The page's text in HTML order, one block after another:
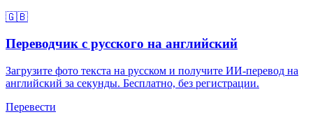
🇬🇧
Переводчик с русского на английский
Загрузите фото текста на русском и получите ИИ-перевод на
английский за секунды. Бесплатно, без регистрации.
Перевести